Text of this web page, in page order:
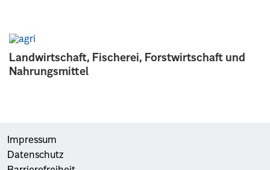
Landwirtschaft, Fischerei, Forstwirtschaft und
Nahrungsmittel
Impressum
Datenschutz